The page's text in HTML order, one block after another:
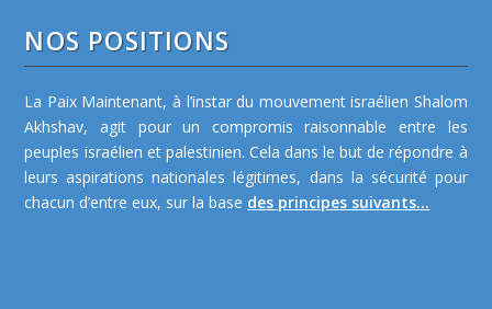
NOS POSITIONS
La Paix Maintenant, à l’instar du mouvement israélien Shalom
Akhshav, agit pour un compromis raisonnable entre les
peuples israélien et palestinien. Cela dans le but de répondre à
leurs aspirations nationales légitimes, dans la sécurité pour
chacun d’entre eux, sur la base des principes suivants...